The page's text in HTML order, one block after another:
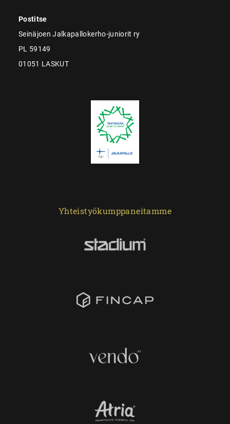
Postitse
Seinäjoen Jalkapallokerho-juniorit ry
PL 59149
01051 LASKUT
Yhteistyökumppaneitamme